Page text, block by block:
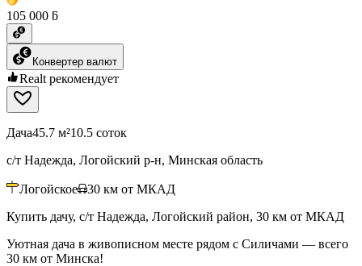
105 000 ƃ
Конвертер валют
Realt рекомендует
Дача45.7 м²10.5 соток
с/т Надежда, Логойский р-н, Минская область
Логойское 30 км от МКАД
Купить дачу, с/т Надежда, Логойский район, 30 км от МКАД
Уютная дача в живописном месте рядом с Силичами — всего
30 км от Минска!